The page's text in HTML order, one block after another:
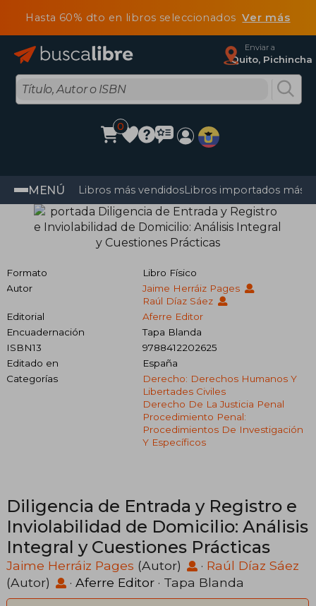
Hasta 60% dto en libros seleccionadosVer más
Enviar a
Quito, Pichincha
0
MENÚ Libros más vendidosLibros importados más
Formato
Libro Físico
Autor
Jaime Herráiz Pages
Raúl Díaz Sáez
Editorial
Aferre Editor
Encuadernación
Tapa Blanda
ISBN13
9788412202625
Editado en
España
Categorías
Derecho: Derechos Humanos Y
Libertades Civiles
Derecho De La Justicia Penal
Procedimiento Penal:
Procedimientos De Investigación
Y Específicos
Diligencia de Entrada y Registro e
Inviolabilidad de Domicilio: Análisis
Integral y Cuestiones Prácticas
Jaime Herráiz Pages (Autor) · Raúl Díaz Sáez
(Autor)
· Aferre Editor · Tapa Blanda